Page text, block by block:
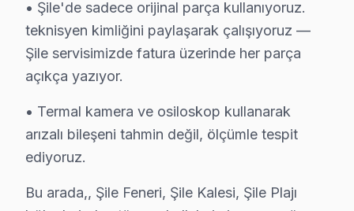
Şile'da Dijitsu televizyon ünitesi tamiri yaptıranlar için
Şile'de her onarımda ne sağlıyoruz?
• 2 yıl yazılı işçilik garantisi
• Aynı sorunun tekrarı → Şile'de ücretsiz yeniden
• Resmi fatura + garanti belgesi (kağıt/dijital)
Onarım bittikten sonra Şile servisimizde imzalı
• Şile'de sadece orijinal parça kullanıyoruz.
teknisyen kimliğini paylaşarak çalışıyoruz —
Şile servisimizde fatura üzerinde her parça
açıkça yazıyor.
• Termal kamera ve osiloskop kullanarak
arızalı bileşeni tahmin değil, ölçümle tespit
ediyoruz.
Bu arada,, Şile Feneri, Şile Kalesi, Şile Plajı